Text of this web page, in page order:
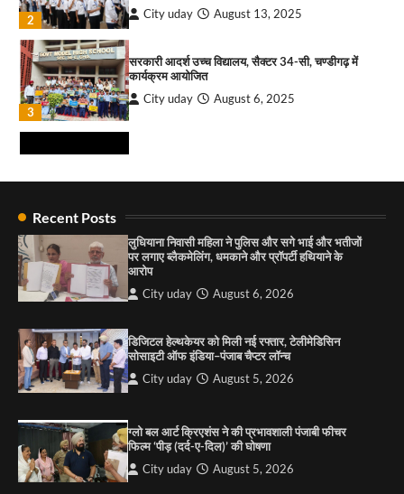
3
सीआईआई-आईडब्ल्यूएन ने महिला उद्यमियों और
प्रोफेशनल्स के लिए आयोजित की हैंड्स-ऑन एआई वर्कशॉप
City uday August 10, 2026
इमरान प्रतापगढ़ी के जन्मदिन पर सेवा का संदेश, हैप्पी
2 City uday August 13, 2025
3
सरकारी आदर्श उच्च विद्यालय, सैक्टर 34-सी, चण्डीगढ़ में
कार्यक्रम आयोजित
City uday August 6, 2025
4
1
शुरुआत की
City uday September 5, 2025
2
कश्मीर तक किया आगाज़, राष्ट्रीय एकता को मिलेगा नया
आयाम
Recent Posts
लुधियाना निवासी महिला ने पुलिस और सगे भाई और भतीजों
पर लगाए ब्लैकमेलिंग, धमकाने और प्रॉपर्टी हथियाने के
आरोप
City uday August 6, 2026
डिजिटल हेल्थकेयर को मिली नई रफ्तार, टेलीमेडिसिन
सोसाइटी ऑफ इंडिया–पंजाब चैप्टर लॉन्च
City uday August 5, 2026
ग्लो बल आर्ट क्रिएशंस ने की प्रभावशाली पंजाबी फीचर
फिल्म ‘पीड़ (दर्द-ए-दिल)’ की घोषणा
City uday August 5, 2026